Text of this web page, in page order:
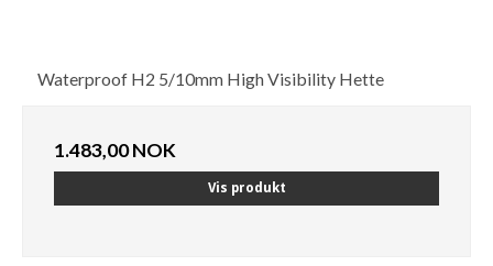
Waterproof H2 5/10mm High Visibility Hette
1.483,00 NOK
Vis produkt